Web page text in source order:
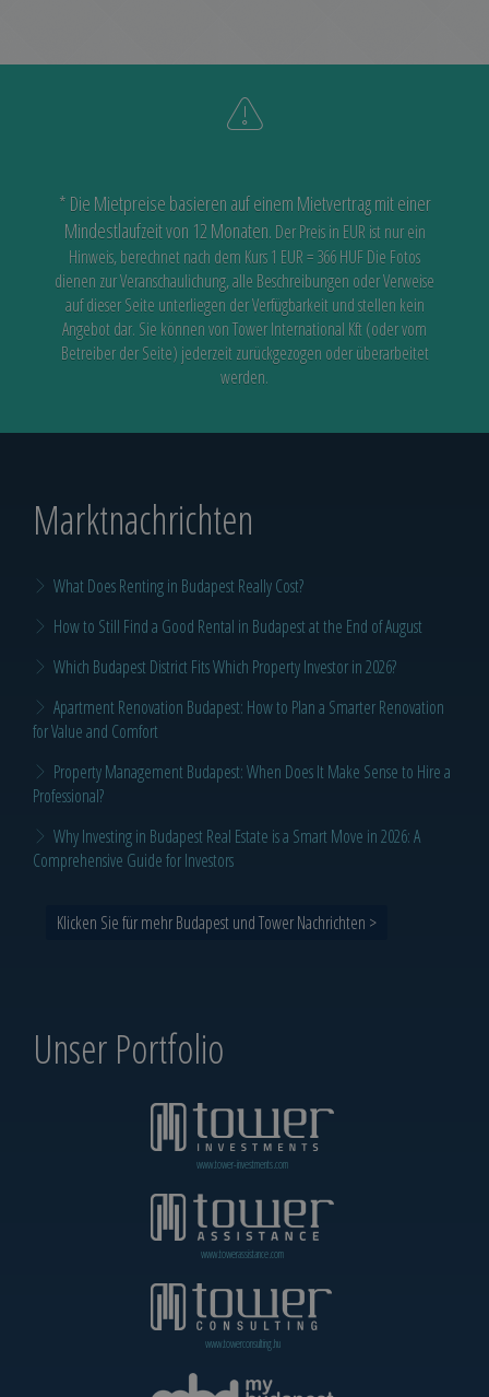
* Die Mietpreise basieren auf einem Mietvertrag mit einer
Mindestlaufzeit von 12 Monaten. Der Preis in EUR ist nur ein
Hinweis, berechnet nach dem Kurs 1 EUR = 366 HUFDie Fotos
dienen zur Veranschaulichung, alle Beschreibungen oder Verweise
auf dieser Seite unterliegen der Verfügbarkeitund stellen kein
Angebot dar. Sie können von Tower International Kft (oder vom
Betreiber der Seite) jederzeit zurückgezogen oder überarbeitet
werden.
Marktnachrichten
What Does Renting in Budapest Really Cost?
How to Still Find a Good Rental in Budapest at the End of August
Which Budapest District Fits Which Property Investor in 2026?
Apartment Renovation Budapest: How to Plan a Smarter Renovation
for Value and Comfort
Property Management Budapest: When Does It Make Sense to Hire a
Professional?
Why Investing in Budapest Real Estate is a Smart Move in 2026: A
Comprehensive Guide for Investors
Klicken Sie für mehr Budapest und Tower Nachrichten >
Unser Portfolio
www.tower-investments.com
www.towerassistance.com
www.towerconsulting.hu